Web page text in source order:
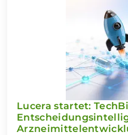
Lucera startet: